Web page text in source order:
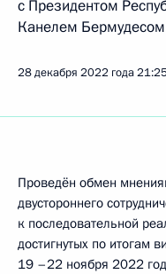
с Президентом
Канелем
28 декабря 2022 года
Проведён обмен
двустороннего
к последовательной
достигнутых по итогам
19 –22 ноября 2022